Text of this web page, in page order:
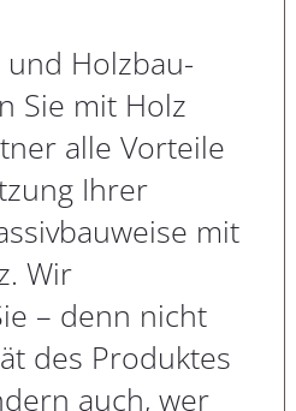
Holzbau-
Sie mit Holz
alle Vorteile
Ihrer
mit
Wir
– denn nicht
des Produktes
auch, wer